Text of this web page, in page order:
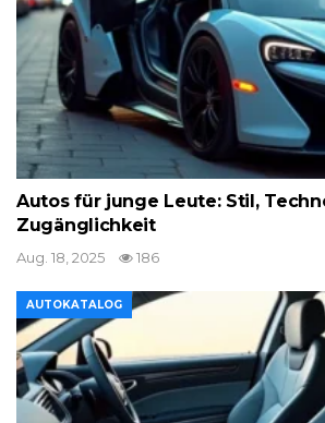
Autos für junge Leute: Stil,
Zugänglichkeit
Aug. 18, 2025 186
AUTOKATALOG